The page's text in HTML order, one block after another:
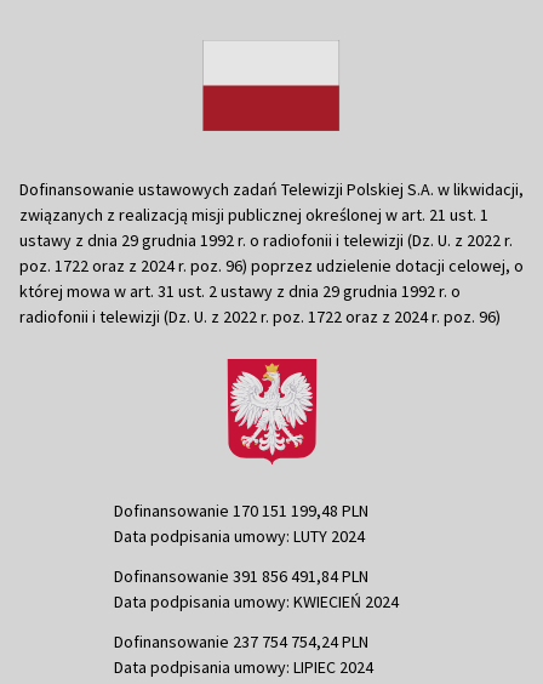
Dofinansowanie ustawowych zadań Telewizji Polskiej S.A. w likwidacji,
związanych z realizacją misji publicznej określonej w art. 21 ust. 1
ustawy z dnia 29 grudnia 1992 r. o radiofonii i telewizji (Dz. U. z 2022 r.
poz. 1722 oraz z 2024 r. poz. 96) poprzez udzielenie dotacji celowej, o
której mowa w art. 31 ust. 2 ustawy z dnia 29 grudnia 1992 r. o
radiofonii i telewizji (Dz. U. z 2022 r. poz. 1722 oraz z 2024 r. poz. 96)
Dofinansowanie 170 151 199,48 PLN
Data podpisania umowy: LUTY 2024
Dofinansowanie 391 856 491,84 PLN
Data podpisania umowy: KWIECIEŃ 2024
Dofinansowanie 237 754 754,24 PLN
Data podpisania umowy: LIPIEC 2024